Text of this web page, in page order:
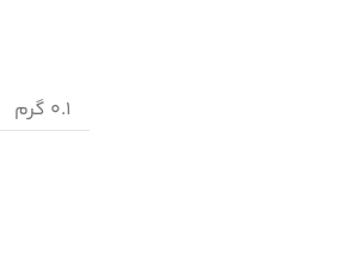
0.1 گرم